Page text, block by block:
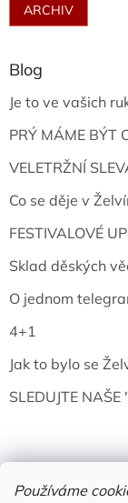
Používáme
ARCHIV
Blog
Je to ve vašich
PRÝ MÁME BÝT
VELETRŽNÍ
Co se děje v
FESTIVALOVÉ
Sklad děských
O jednom
4+1
Jak to bylo se
SLEDUJTE